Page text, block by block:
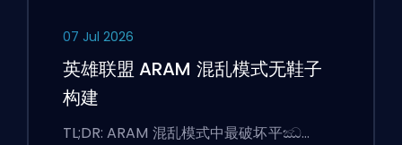
07 Jul 2026
英雄联盟 ARAM 混乱模式无鞋子
构建
TL;DR: ARAM 混乱模式中最破坏平ඣ…